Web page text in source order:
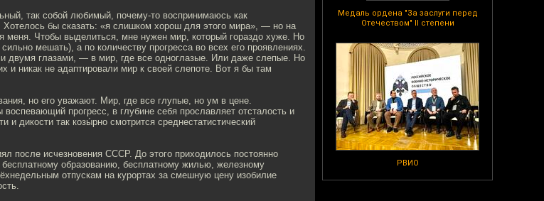
Медаль ордена "За заслуги перед
Отечеством" II степени
РВИО
так собой любимый, почему-то воспринимаюсь как
Хотелось бы сказать: «я слишком хорош для этого мира», — но на
Чтобы выделиться, мне нужен мир, который гораздо хуже. Но
мешать), а по количеству прогресса во всех его проявлениях.
двумя глазами, — в мир, где все одноглазые. Или даже слепые. Но
и никак не адаптировали мир к своей слепоте. Вот я бы там
но его уважают. Мир, где все глупые, но ум в цене.
прогресс, в глубине себя прославляет отсталость и
и дикости так козы́рно смотрится среднестатистический
после исчезновения СССР. До этого приходилось постоянно
бесплатному образованию, бесплатному жилью, железному
отпускам на курортах за смешную цену изобилие